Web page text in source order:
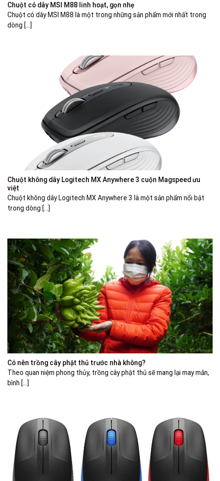
Chuột có dây MSI M88 linh hoạt, gọn nhẹ
Chuột có dây MSI M88 là một trong những sản phẩm mới nhất trong
dòng [...]
Chuột không dây Logitech MX Anywhere 3 cuộn Magspeed ưu
việt
Chuột không dây Logitech MX Anywhere 3 là một sản phẩm nổi bật
trong dòng [...]
Có nên trồng cây phật thủ trước nhà không?
Theo quan niệm phong thủy, trồng cây phật thủ sẽ mang lại may mắn,
bình [...]